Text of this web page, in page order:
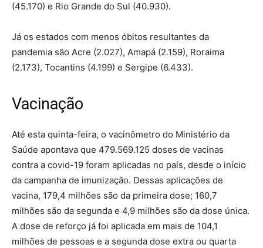
(45.170) e Rio Grande do Sul (40.930).
Já os estados com menos óbitos resultantes da
pandemia são Acre (2.027), Amapá (2.159), Roraima
(2.173), Tocantins (4.199) e Sergipe (6.433).
Vacinação
Até esta quinta-feira, o vacinômetro do Ministério da
Saúde apontava que 479.569.125 doses de vacinas
contra a covid-19 foram aplicadas no país, desde o início
da campanha de imunização. Dessas aplicações de
vacina, 179,4 milhões são da primeira dose; 160,7
milhões são da segunda e 4,9 milhões são da dose única.
A dose de reforço já foi aplicada em mais de 104,1
milhões de pessoas e a segunda dose extra ou quarta